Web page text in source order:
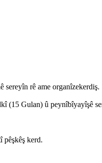
rê ame organîzekerdiş.
Gulan) û peynîbîyayîşê
kerd.